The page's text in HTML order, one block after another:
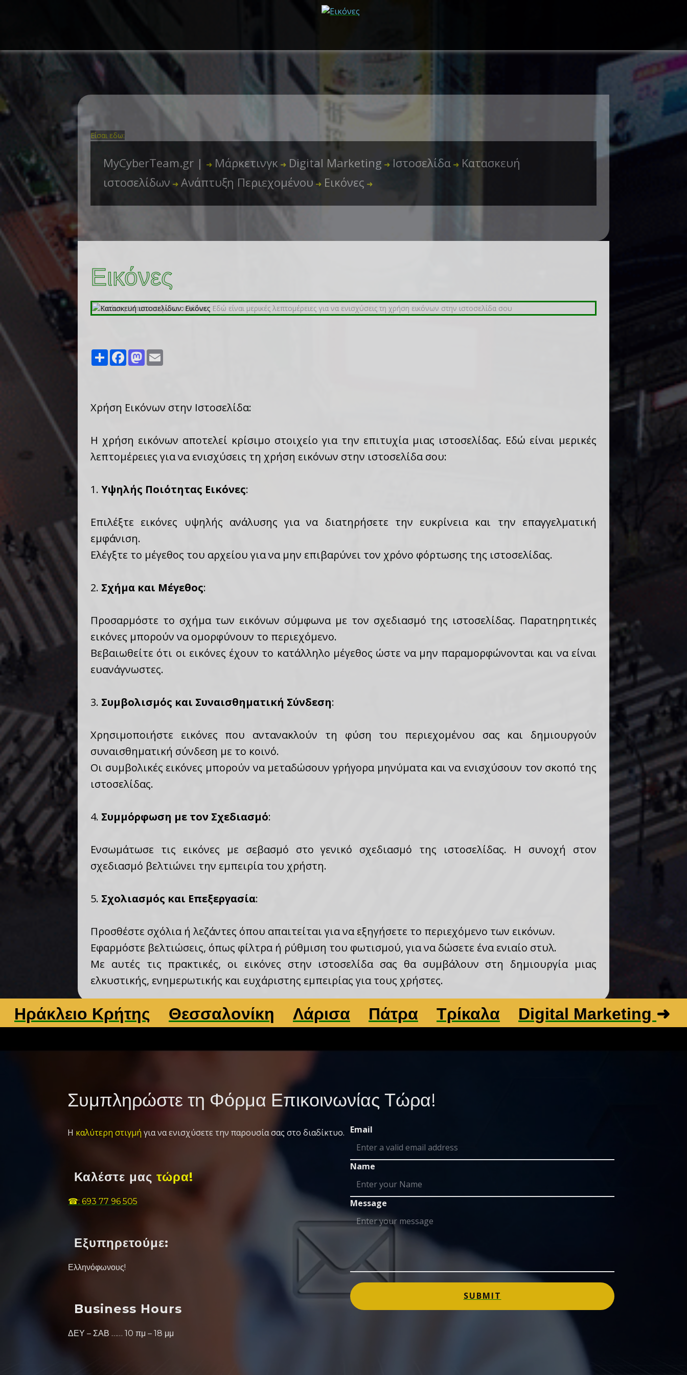
Είσαι εδω:
MyCyberTeam.gr | ➜ Μάρκετινγκ ➜ Digital Marketing ➜ Ιστοσελίδα ➜ Κατασκευή
ιστοσελίδων ➜ Ανάπτυξη Περιεχομένου ➜ Εικόνες ➜
Εικόνες
Share FacebookMastodon
Χρήση Εικόνων στην Ιστοσελίδα:
Η χρήση εικόνων αποτελεί κρίσιμο στοιχείο για την επιτυχία μιας ιστοσελίδας. Εδώ είναι μερικές
λεπτομέρειες για να ενισχύσεις τη χρήση εικόνων στην ιστοσελίδα σου:
1. Υψηλής Ποιότητας Εικόνες:
Επιλέξτε εικόνες υψηλής ανάλυσης για να διατηρήσετε την ευκρίνεια και την επαγγελματική
εμφάνιση.
Ελέγξτε το μέγεθος του αρχείου για να μην επιβαρύνει τον χρόνο φόρτωσης της ιστοσελίδας.
2. Σχήμα και Μέγεθος:
Προσαρμόστε το σχήμα των εικόνων σύμφωνα με τον σχεδιασμό της ιστοσελίδας. Παρατηρητικές
εικόνες μπορούν να ομορφύνουν το περιεχόμενο.
Βεβαιωθείτε ότι οι εικόνες έχουν το κατάλληλο μέγεθος ώστε να μην παραμορφώνονται και να είναι
ευανάγνωστες.
3. Συμβολισμός και Συναισθηματική Σύνδεση:
Χρησιμοποιήστε εικόνες που αντανακλούν τη φύση του περιεχομένου σας και δημιουργούν
συναισθηματική σύνδεση με το κοινό.
Οι συμβολικές εικόνες μπορούν να μεταδώσουν γρήγορα μηνύματα και να ενισχύσουν τον σκοπό της
ιστοσελίδας.
4. Συμμόρφωση με τον Σχεδιασμό:
Ενσωμάτωσε τις εικόνες με σεβασμό στο γενικό σχεδιασμό της ιστοσελίδας. Η συνοχή στον
σχεδιασμό βελτιώνει την εμπειρία του χρήστη.
5. Σχολιασμός και Επεξεργασία:
Προσθέστε σχόλια ή λεζάντες όπου απαιτείται για να εξηγήσετε το περιεχόμενο των εικόνων.
Εφαρμόστε βελτιώσεις, όπως φίλτρα ή ρύθμιση του φωτισμού, για να δώσετε ένα ενιαίο στυλ.
Με αυτές τις πρακτικές, οι εικόνες στην ιστοσελίδα σας θα συμβάλουν στη δημιουργία μιας
ελκυστικής, ενημερωτικής και ευχάριστης εμπειρίας για τους χρήστες.
Κρήτης Θεσσαλονίκη Λάρισα Πάτρα Τρίκαλα Digital Marketing➜
Συμπληρώστε τη Φόρμα Επικοινωνίας Τώρα!
Η καλύτερη στιγμή για να ενισχύσετε την παρουσία σας στο διαδίκτυο.
Καλέστε μας τώρα!
☎: 693 77 96 505
Εξυπηρετούμε:
Ελληνόφωνους!
Business Hours
ΔΕΥ – ΣΑΒ …… 10 πμ – 18 μμ
Email
Name
Message
SUBMIT